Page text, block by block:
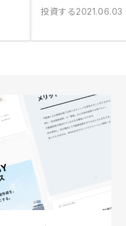
投資する2021.06.03